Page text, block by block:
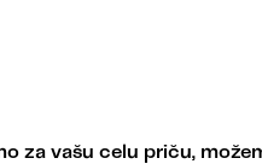
za vašu celu priču,